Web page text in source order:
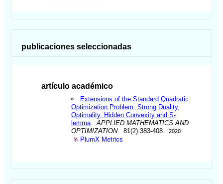
publicaciones seleccionadas
artículo académico
Extensions of the Standard Quadratic
Optimization Problem: Strong Duality,
Optimality, Hidden Convexity and S-
lemma.APPLIED MATHEMATICS AND
OPTIMIZATION. 81(2):383-408. 2020
PlumX Metrics